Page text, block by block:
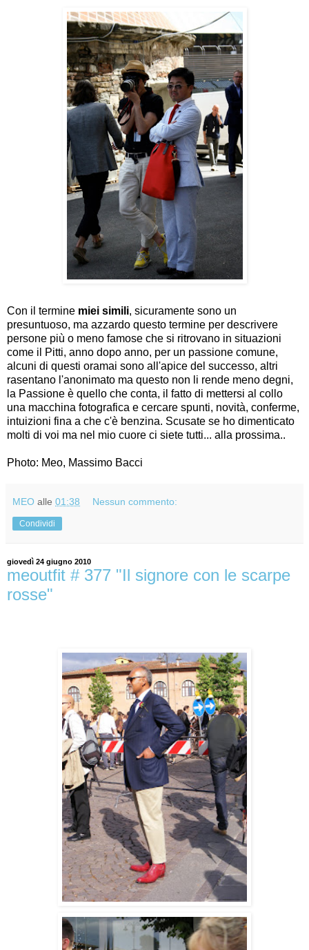
Con il termine miei simili, sicuramente sono un
presuntuoso, ma azzardo questo termine per descrivere
persone più o meno famose che si ritrovano in situazioni
come il Pitti, anno dopo anno, per un passione comune,
alcuni di questi oramai sono all'apice del successo, altri
rasentano l'anonimato ma questo non li rende meno degni,
la Passione è quello che conta, il fatto di mettersi al collo
una macchina fotografica e cercare spunti, novità, conferme,
intuizioni fina a che c'è benzina. Scusate se ho dimenticato
molti di voi ma nel mio cuore ci siete tutti... alla prossima..
Photo: Meo, Massimo Bacci
MEO alle 01:38 Nessun commento:
Condividi
giovedì 24 giugno 2010
meoutfit # 377 "Il signore con le scarpe
rosse"